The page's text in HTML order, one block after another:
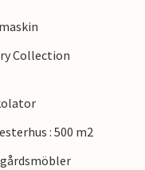
på en solstol
freskerna i San
trattoria på kvällen.
Cortona, promenera
Collection
: 500 m2